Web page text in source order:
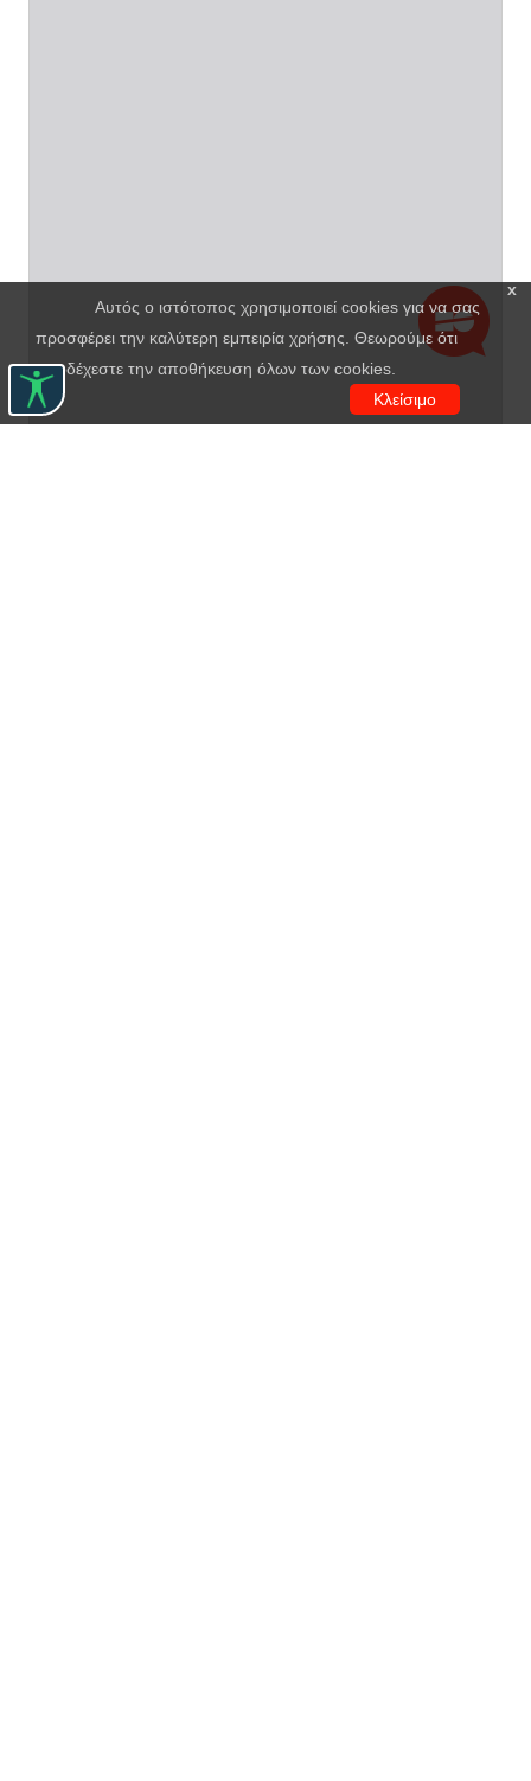
x
Αυτός ο ιστότοπος χρησιμοποιεί cookies για να σας
προσφέρει την καλύτερη εμπειρία χρήσης. Θεωρούμε ότι
αποδέχεστε την αποθήκευση όλων των cookies.
Κλείσιμο